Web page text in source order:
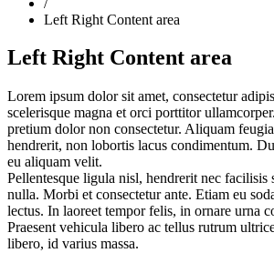
Left Right Content area
Left Right Content area
Lorem ipsum dolor sit amet, consectetur
scelerisque magna et orci porttitor
pretium dolor non consectetur. Aliquam
hendrerit, non lobortis lacus condimentum.
eu aliquam velit.
Pellentesque ligula nisl, hendrerit nec facilisis
nulla. Morbi et consectetur ante. Etiam eu
lectus. In laoreet tempor felis, in ornare urna
Praesent vehicula libero ac tellus rutrum
libero, id varius massa.